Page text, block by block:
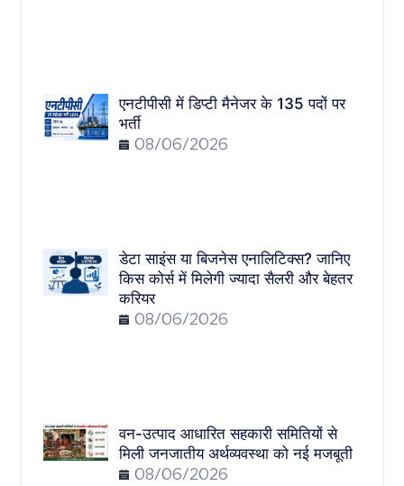
एनटीपीसी में डिप्टी मैनेजर के 135 पदों पर
भर्ती
08/06/2026
डेटा साइंस या बिजनेस एनालिटिक्स? जानिए
किस कोर्स में मिलेगी ज्यादा सैलरी और बेहतर
करियर
08/06/2026
वन-उत्पाद आधारित सहकारी समितियों से
मिली जनजातीय अर्थव्यवस्था को नई मजबूती
08/06/2026